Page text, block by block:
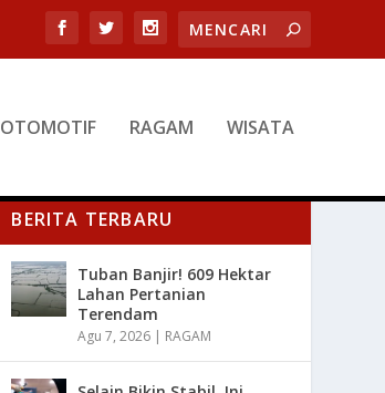
OTOMOTIF RAGAM WISATA
BERITA TERBARU
Tuban Banjir! 609 Hektar
Lahan Pertanian
Terendam
Agu 7, 2026 | RAGAM